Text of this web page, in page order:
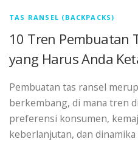
TAS RANSEL (BACKPACKS)
10 Tren Pembuatan
yang Harus Anda
Pembuatan tas ransel
berkembang, di mana tren
preferensi konsumen,
keberlanjutan, dan